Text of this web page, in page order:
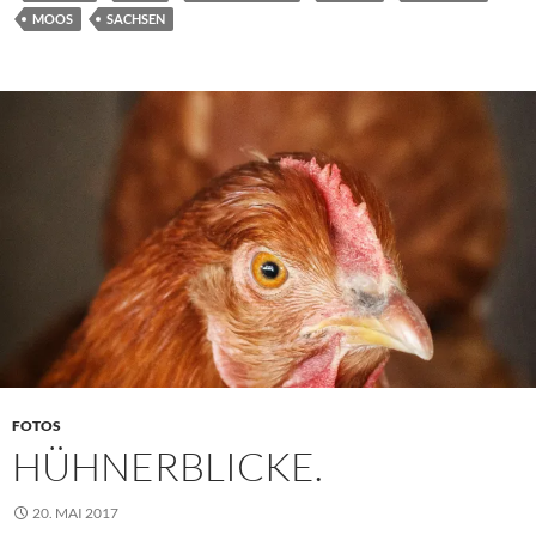
MOOS SACHSEN
FOTOS
HÜHNERBLICKE.
20. MAI 2017